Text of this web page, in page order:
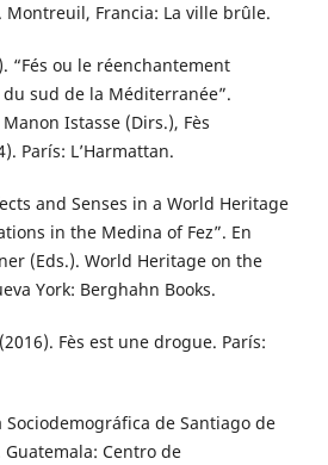
Montreuil, Francia: La ville brûle.
“Fés ou le réenchantement
sud de la Méditerranée”.
Istasse (Dirs.), Fès
París: L’Harmattan.
and Senses in a World Heritage
in the Medina of Fez”. En
(Eds.). World Heritage on the
York: Berghahn Books.
Fès est une drogue. París:
Sociodemográfica de Santiago de
Guatemala: Centro de